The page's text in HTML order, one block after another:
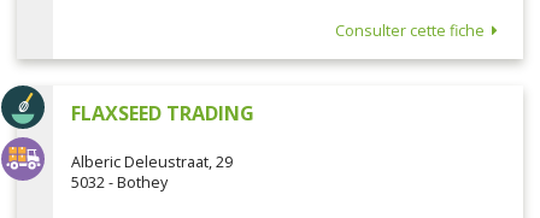
Consulter cette fiche
FLAXSEED TRADING
Alberic Deleustraat, 29
5032 - Bothey